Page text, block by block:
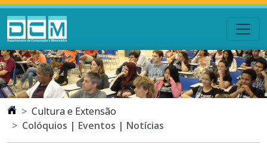
Cultura e Extensão
Colóquios | Eventos | Notícias